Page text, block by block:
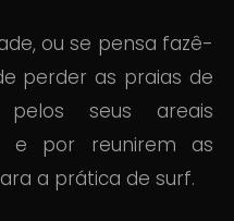
ou se pensa fazê-
perder as praias de
pelos seus areais
e por reunirem as
a prática de surf.